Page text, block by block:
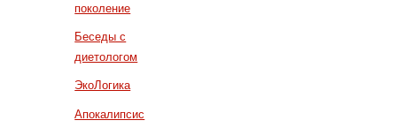
поколение
Беседы с
диетологом
ЭкоЛогика
Апокалипсис